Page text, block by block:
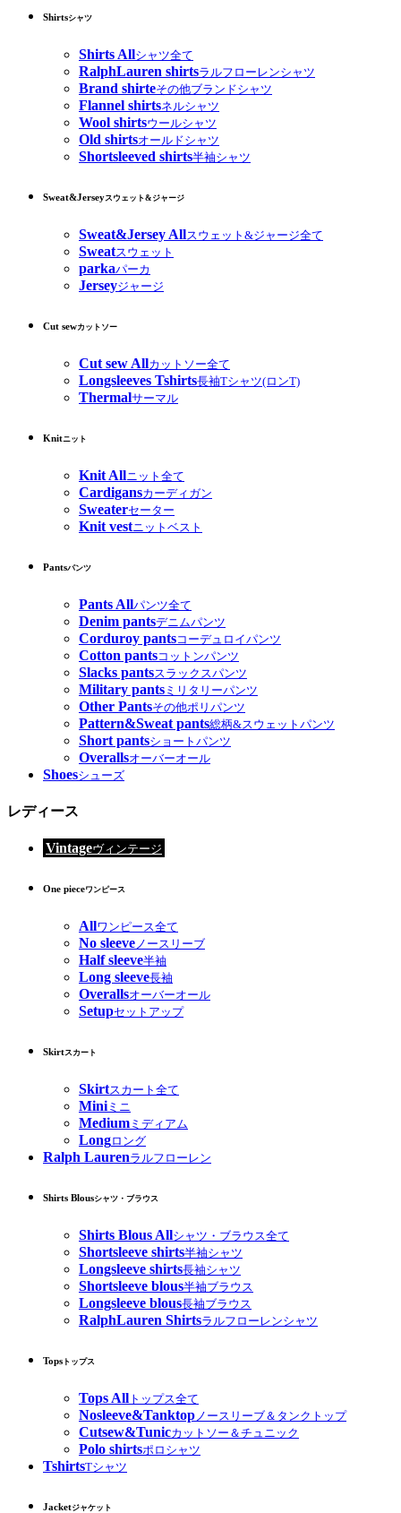
Shirtsシャツ
Shirts Allシャツ全て
RalphLauren shirtsラルフローレンシャツ
Brand shirteその他ブランドシャツ
Flannel shirtsネルシャツ
Wool shirtsウールシャツ
Old shirtsオールドシャツ
Shortsleeved shirts半袖シャツ
Sweat&Jerseyスウェット&ジャージ
Sweat&Jersey Allスウェット&ジャージ全て
Sweatスウェット
parkaパーカ
Jerseyジャージ
Cut sewカットソー
Cut sew Allカットソー全て
Longsleeves Tshirts長袖Tシャツ(ロンT)
Thermalサーマル
Knitニット
Knit Allニット全て
Cardigansカーディガン
Sweaterセーター
Knit vestニットベスト
Pantsパンツ
Pants Allパンツ全て
Denim pantsデニムパンツ
Corduroy pantsコーデュロイパンツ
Cotton pantsコットンパンツ
Slacks pantsスラックスパンツ
Military pants ミリタリーパンツ
Other Pantsその他ポリパンツ
Pattern&Sweat pants総柄&スウェットパンツ
Short pantsショートパンツ
Overallsオーバーオール
Shoesシューズ
レディース
Vintageヴィンテージ
One pieceワンピース
Allワンピース全て
No sleeveノースリーブ
Half sleeve半袖
Long sleeve長袖
Overallsオーバーオール
Setupセットアップ
Skirtスカート
Skirtスカート全て
Miniミニ
Medium ミディアム
Longロング
Ralph Laurenラルフローレン
Shirts Blousシャツ・ブラウス
Shirts Blous Allシャツ・ブラウス全て
Shortsleeve shirts半袖シャツ
Longsleeve shirts長袖シャツ
Shortsleeve blous半袖ブラウス
Longsleeve blous長袖ブラウス
RalphLauren Shirtsラルフローレンシャツ
Tops トップス
Tops All トップス全て
Nosleeve&Tanktop ノースリーブ＆タンクトップ
Cutsew&Tunicカットソー＆チュニック
Polo shirtsポロシャツ
TshirtsTシャツ
Jacketジャケット